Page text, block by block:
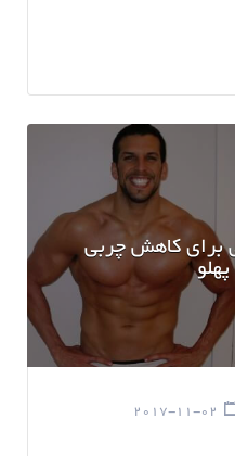
برای کاهش چربی